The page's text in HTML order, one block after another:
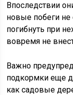
Впоследствии
новые побеги не
погибнуть при
вовремя не
Важно
подкормки еще
как садовые